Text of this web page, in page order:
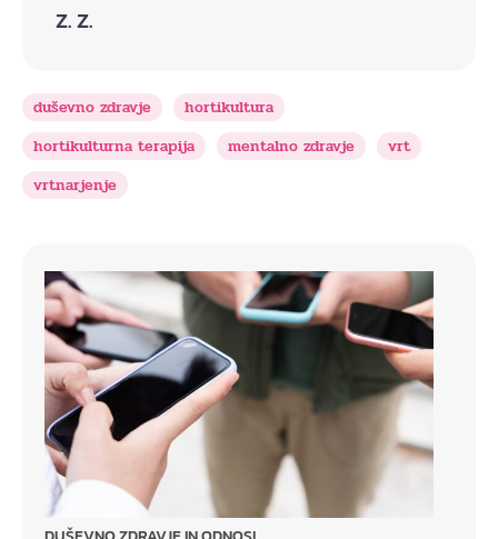
Z. Z.
duševno zdravje
hortikultura
hortikulturna terapija
mentalno zdravje
vrt
vrtnarjenje